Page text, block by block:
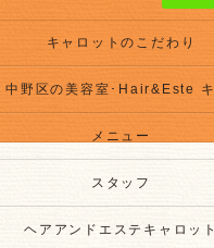
キャロットのこだわり
メニュー
スタッフ
ヘアアンドエステキャロット